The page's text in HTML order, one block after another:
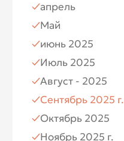
Ноябрь
Декабрь
апрель
Май
июнь 2025
Июль 2025
Август - 2025
Сентябрь 2025 г.
Октябрь 2025
Ноябрь 2025 г.